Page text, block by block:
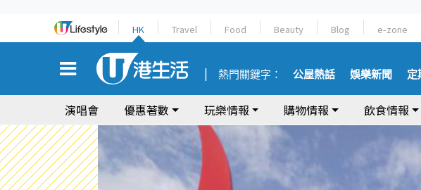
HK Travel Food Beauty Blog e-zone
熱門關鍵字： 公屋熱話 娛樂新聞 定
演唱會 優惠著數 玩樂情報 購物情報 飲食情報